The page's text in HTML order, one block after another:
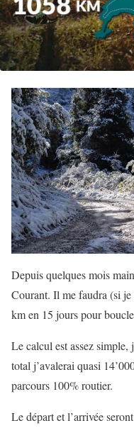
Depuis quelques mois
Courant. Il me faudra (si
km en 15 jours pour
Le calcul est assez
total j’avalerai quasi
parcours 100% routier.
Le départ et l’arrivée